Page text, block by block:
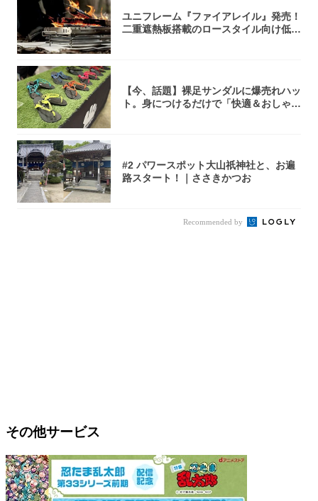
ユニフレーム『ファイアレイル』発売！
二重遮熱板搭載のロースタイル向け低型
【今、話題】裸足サンダルに爆売れハッ
ト。身につけるだけで「快適＆おしゃ
#2 パワースポット大山祇神社と、お遍
路スタート！｜ささきかつお
Recommended by
その他サービス